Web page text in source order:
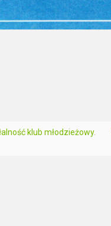
klub młodzieżowy.